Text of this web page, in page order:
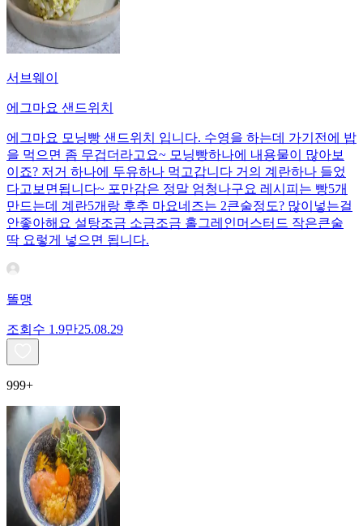
서브웨이
에그마요 샌드위치
에그마요 모닝빵 샌드위치 입니다. 수영을 하는데 가기전에 밥
을 먹으면 좀 무겁더라고요~ 모닝빵하나에 내용물이 많아보
이죠? 저거 하나에 두유하나 먹고갑니다 거의 계란하나 들었
다고보면됩니다~ 포만감은 정말 엄청나구요 레시피는 빵5개
만드는데 계란5개랑 후추 마요네즈는 2큰술정도? 많이넣는걸
안좋아해요 설탕조금 소금조금 홀그레인머스터드 작은큰술
딱 요렇게 넣으면 됩니다.
똘맹
조회수 1.9만25.08.29
999+